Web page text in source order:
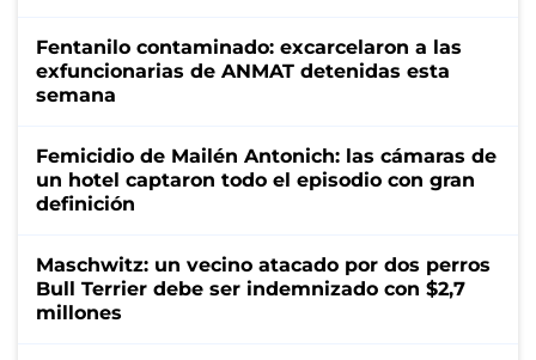
Fentanilo contaminado: excarcelaron a las
exfuncionarias de ANMAT detenidas esta
semana
Femicidio de Mailén Antonich: las cámaras de
un hotel captaron todo el episodio con gran
definición
Maschwitz: un vecino atacado por dos perros
Bull Terrier debe ser indemnizado con $2,7
millones